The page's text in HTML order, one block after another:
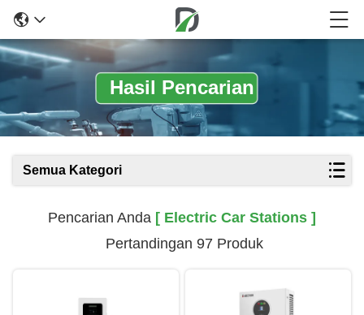
Hasil Pencarian
Semua Kategori
Pencarian Anda [ Electric Car Stations ]
Pertandingan 97 Produk